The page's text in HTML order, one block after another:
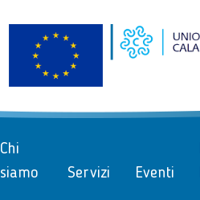
Chi
siamo
Servizi Eventi